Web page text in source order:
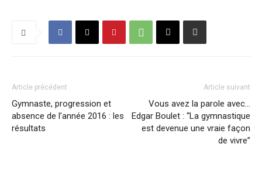
Article précédent
Gymnaste, progression et
absence de l’année 2016 : les
résultats
Article suivant
Vous avez la parole avec…
Edgar Boulet : “La gymnastique
est devenue une vraie façon
de vivre”